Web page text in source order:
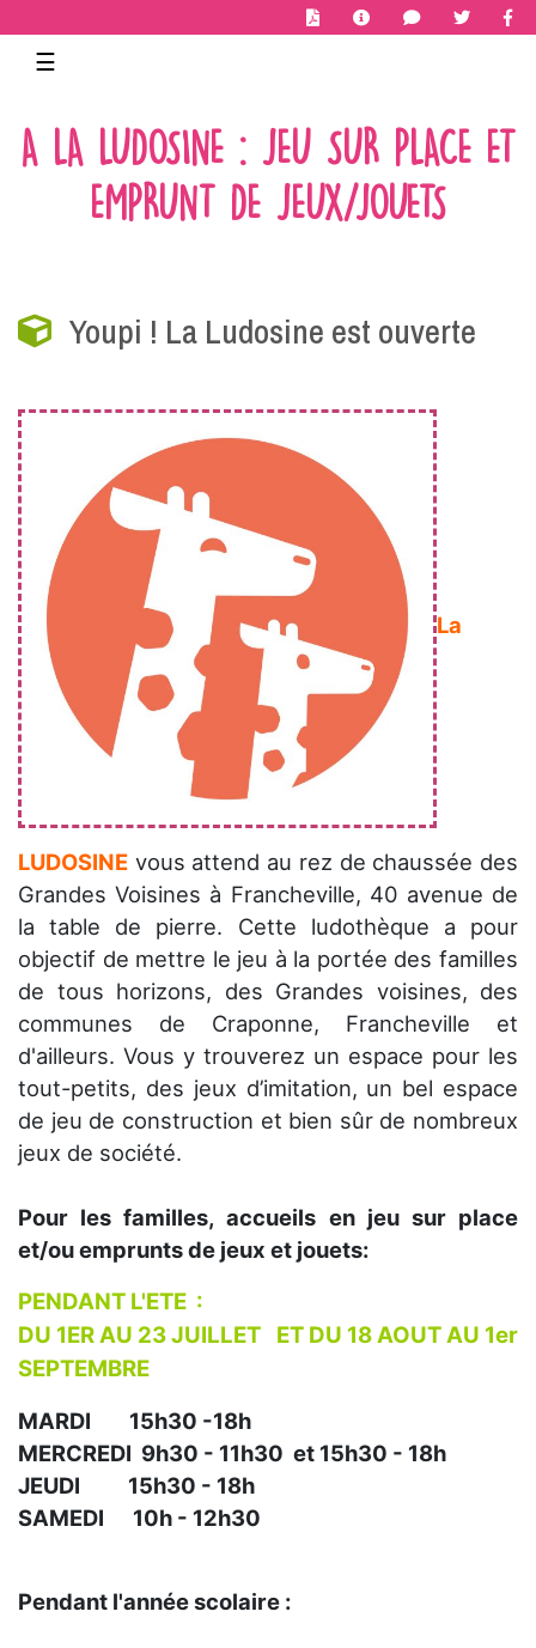
Toggle navigation
☰
A LA LUDOSINE : JEU SUR PLACE ET
EMPRUNT DE JEUX/JOUETS
Youpi ! La Ludosine est ouverte
La
LUDOSINE vous attend au rez de chaussée des
Grandes Voisines à Francheville, 40 avenue de
la table de pierre. Cette ludothèque a pour
objectif de mettre le jeu à la portée des familles
de tous horizons, des Grandes voisines, des
communes de Craponne, Francheville et
d'ailleurs. Vous y trouverez un espace pour les
tout-petits, des jeux d’imitation, un bel espace
de jeu de construction et bien sûr de nombreux
jeux de société.
Pour les familles, accueils en jeu sur place
et/ou emprunts de jeux et jouets:
PENDANT L'ETE :
DU 1ER AU 23 JUILLET ET DU 18 AOUT AU 1er
SEPTEMBRE
MARDI 15h30 -18h
MERCREDI 9h30 - 11h30 et 15h30 - 18h
JEUDI 15h30 - 18h
SAMEDI 10h - 12h30
Pendant l'année scolaire :